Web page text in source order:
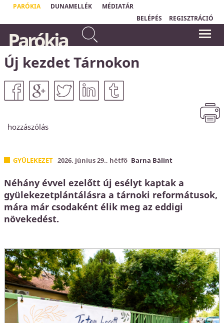
PARÓKIA DUNAMELLÉK
MÉDIATÁR
BELÉPÉS
REGISZTRÁCIÓ
gonoszságaikkal szemben, és
bűneikről nem emlékezem meg
Zsidók 8,12
most már megbeszélhetjük, hogy mik a
bűneim."
Horváth Levente
Parókia
Új kezdet Tárnokon
hozzászólás
GYÜLEKEZET 2026. június 29., hétfő Barna Bálint
Néhány évvel ezelőtt új esélyt kaptak a
gyülekezetplántálásra a tárnoki reformátusok,
mára már csodaként élik meg az eddigi
növekedést.